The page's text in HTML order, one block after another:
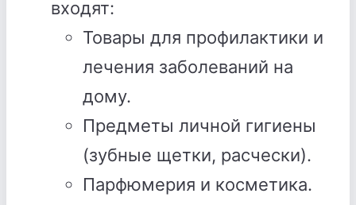
входят:
Товары для профилактики и
лечения заболеваний на
дому.
Предметы личной гигиены
(зубные щетки, расчески).
Парфюмерия и косметика.